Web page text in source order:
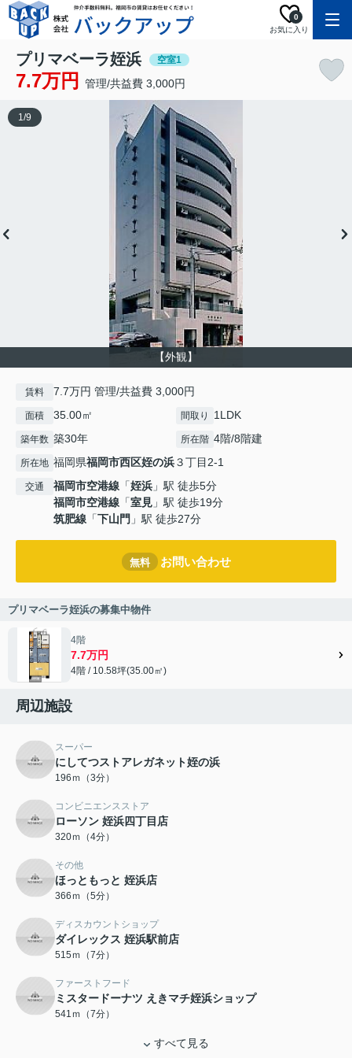
お気に入り
0
プリマベーラ姪浜 空室1
7.7万円 管理/共益費 3,000円
【外観】
1/9
賃料 7.7万円 管理/共益費 3,000円
面積 35.00㎡ 間取り 1LDK
築年数 築30年 所在階 4階/8階建
所在地 福岡県福岡市西区姪の浜３丁目2-1
交通 福岡市空港線 「姪浜 」駅 徒歩5分
福岡市空港線 「室見 」駅 徒歩19分
筑肥線 「下山門 」駅 徒歩27分
無料 お問い合わせ
プリマベーラ姪浜の募集中物件
4階
7.7万円
4階 / 10.58坪(35.00㎡)
周辺施設
スーパー
にしてつストアレガネット姪の浜
196ｍ（3分）
コンビニエンスストア
ローソン 姪浜四丁目店
320ｍ（4分）
その他
ほっともっと 姪浜店
366ｍ（5分）
ディスカウントショップ
ダイレックス 姪浜駅前店
515ｍ（7分）
ファーストフード
ミスタードーナツ えきマチ姪浜ショップ
541ｍ（7分）
すべて見る